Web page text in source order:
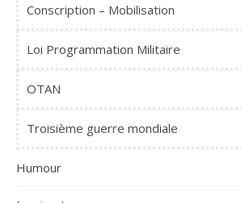
Conscription – Mobilisation
Loi Programmation Militaire
OTAN
Troisième guerre mondiale
Humour